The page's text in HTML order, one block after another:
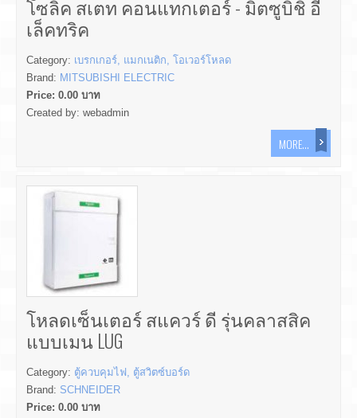
โซลิค สเตท คอนแทกเตอร์ - มิตซูบิชิ อี
เล็คทริค
Category: เบรกเกอร์, แมกเนติก, โอเวอร์โหลด
Brand: MITSUBISHI ELECTRIC
Price: 0.00 บาท
Created by: webadmin
MORE...
โหลดเซ็นเตอร์ สแควร์ ดี รุ่นคลาสสิค
แบบเมน LUG
Category: ตู้ควบคุมไฟ, ตู้สวิตซ์บอร์ด
Brand: SCHNEIDER
Price: 0.00 บาท